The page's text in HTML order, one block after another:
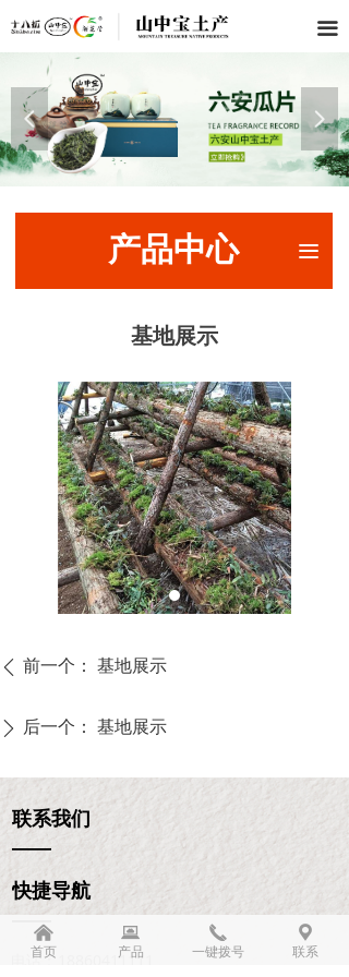
끀
넳 넲
产品中心 끀
基地展示
ꄴ 前一个： 基地展示
ꄲ 后一个： 基地展示
联系我们
——
快捷导航
——
电话： 18860411111
낀
首页
뀵
产品
끅
一键拨号
끇
联系